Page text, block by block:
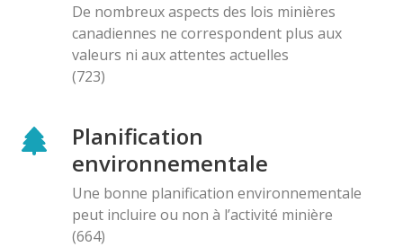
De nombreux aspects des lois minières
canadiennes ne correspondent plus aux
valeurs ni aux attentes actuelles
(723)
Planification
environnementale
Une bonne planification environnementale
peut incluire ou non à l’activité minière
(664)